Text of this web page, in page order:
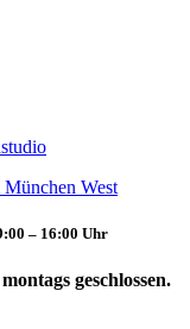
West
– 16:00 Uhr
geschlossen.